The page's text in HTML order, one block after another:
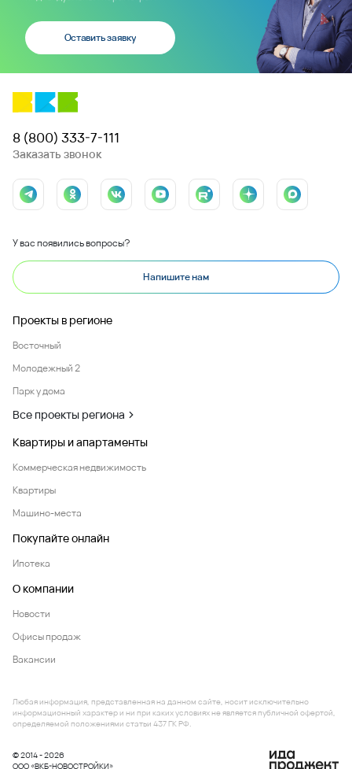
Оставить заявку
8 (800) 333-7-111
Заказать звонок
У вас появились вопросы?
Напишите нам
Проекты в регионе
Восточный
Молодежный 2
Парк у дома
Все проекты региона
Квартиры и апартаменты
Коммерческая недвижимость
Квартиры
Машино-места
Покупайте онлайн
Ипотека
О компании
Новости
Офисы продаж
Вакансии
© 2014 - 2026
ООО «ВКБ-НОВОСТРОЙКИ»
Любая информация, представленная на данном сайте, носит исключительно
информационный характер и ни при каких условиях не является публичной офертой,
определяемой положениями статьи 437 ГК РФ.